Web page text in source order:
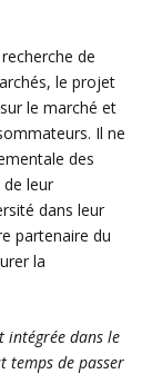
de
le projet
le marché et
Il ne
des
de leur
dans leur
partenaire du
la
intégrée dans le
temps de passer